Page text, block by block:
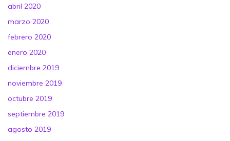
abril 2020
marzo 2020
febrero 2020
enero 2020
diciembre 2019
noviembre 2019
octubre 2019
septiembre 2019
agosto 2019